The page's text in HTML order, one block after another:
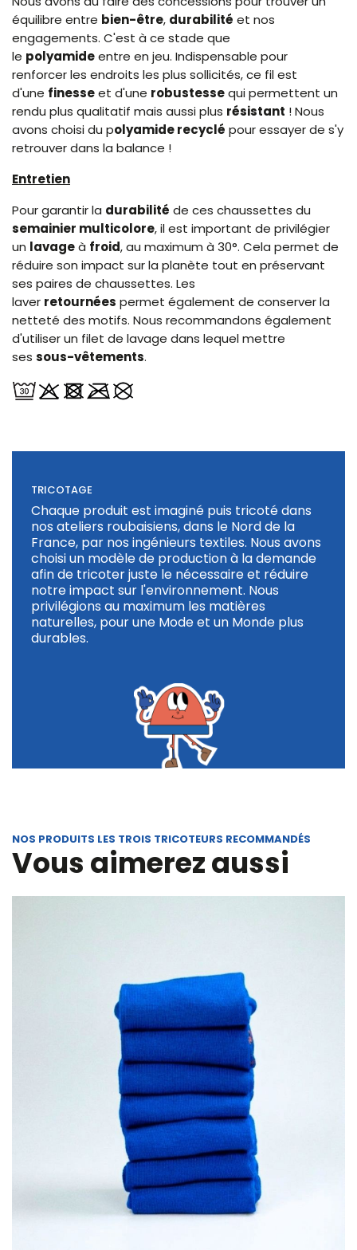
équilibre entre bien-être, durabilité et nos
engagements. C'est à ce stade que
le polyamideentre en jeu. Indispensable pour
renforcer les endroits les plus sollicités, ce fil est
d'une finesseet d'une robustessequi permettent un
rendu plus qualitatif mais aussi plus résistant ! Nous
avons choisi du polyamide recyclé pour essayer de s'y
retrouver dans la balance !
Entretien
Pour garantir la durabilité de ces chaussettes du
semainier multicolore, il est important de privilégier
un lavageà froid, au maximum à 30°. Cela permet de
réduire son impact sur la planète tout en préservant
ses paires de chaussettes. Les
laver retournées permet également de conserver la
netteté des motifs. Nous recommandons également
d'utiliser un filet de lavage dans lequel mettre
ses sous-vêtements.
TRICOTAGE
Chaque produit est imaginé puis tricoté dans
nos ateliers roubaisiens, dans le Nord de la
France, par nos ingénieurs textiles. Nous avons
choisi un modèle de production à la demande
afin de tricoter juste le nécessaire et réduire
notre impact sur l'environnement. Nous
privilégions au maximum les matières
naturelles, pour une Mode et un Monde plus
durables.
NOS PRODUITS LES TROIS TRICOTEURS RECOMMANDÉS
Vous aimerez aussi